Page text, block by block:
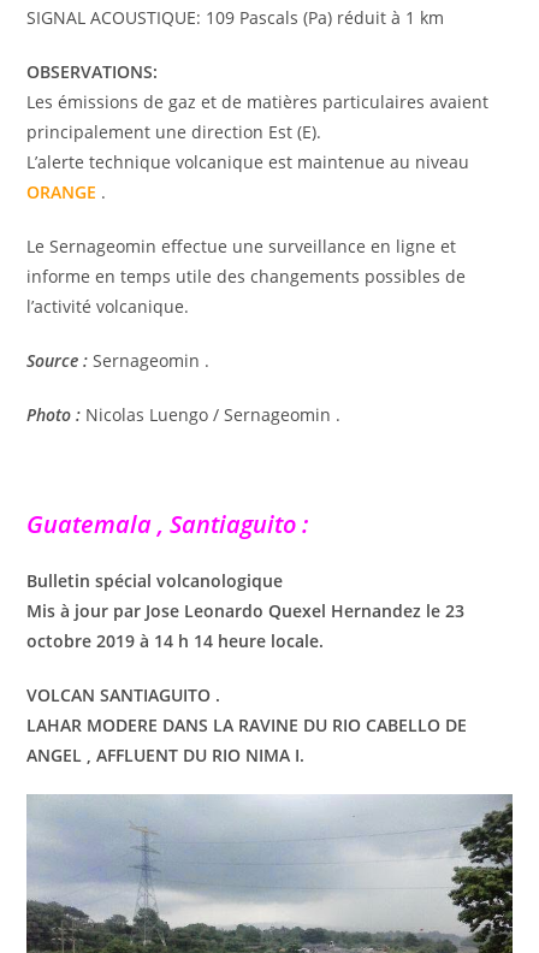
SIGNAL ACOUSTIQUE: 109 Pascals (Pa) réduit à 1 km
OBSERVATIONS:
Les émissions de gaz et de matières particulaires avaient
principalement une direction Est (E).
L’alerte technique volcanique est maintenue au niveau
ORANGE .
Le Sernageomin effectue une surveillance en ligne et
informe en temps utile des changements possibles de
l’activité volcanique.
Source : Sernageomin .
Photo : Nicolas Luengo / Sernageomin .
Guatemala , Santiaguito :
Bulletin spécial volcanologique
Mis à jour par Jose Leonardo Quexel Hernandez le 23
octobre 2019 à 14 h 14 heure locale.
VOLCAN SANTIAGUITO .
LAHAR MODERE DANS LA RAVINE DU RIO CABELLO DE
ANGEL , AFFLUENT DU RIO NIMA I.